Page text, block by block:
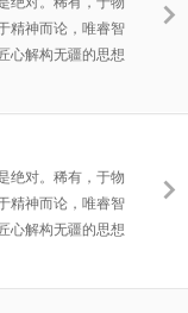
精神而论，唯睿智
心解构无疆的思想
绝对。稀有，于物
精神而论，唯睿智
心解构无疆的思想